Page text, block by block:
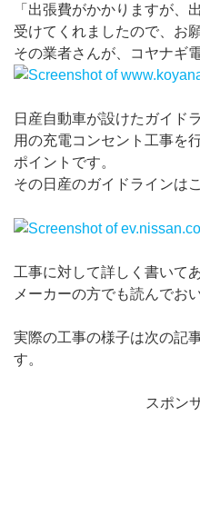
「出張費がかかりますが、
受けてくれましたので、お
その業者さんが、コヤナギ
日産自動車が設けたガイド
用の充電コンセント工事を
ポイントです。
その日産のガイドラインは
工事に対して詳しく書いて
メーカーの方でも読んでお
実際の工事の様子は次の記
す。
スポン